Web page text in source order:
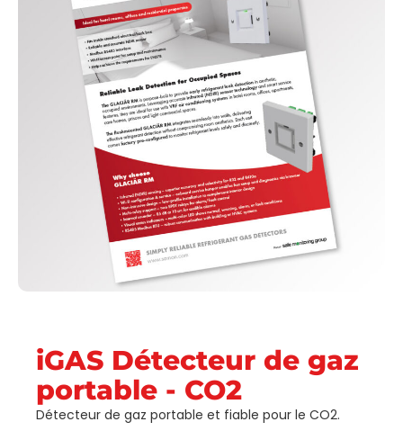
iGAS Détecteur de gaz
portable - CO2
Détecteur de gaz portable et fiable pour le CO2.